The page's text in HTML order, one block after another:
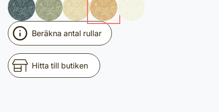
Beräkna antal rullar
Hitta till butiken